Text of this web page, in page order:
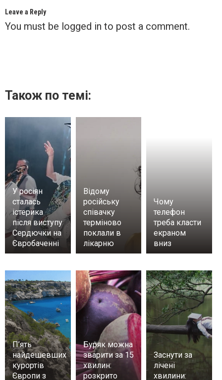
Leave a Reply
You must be logged in to post a comment.
Також по темі:
У росіян
сталась
істерика
після виступу
Сердючки на
Євробаченні
Відому
російську
співачку
терміново
поклали в
лікарню
Чому
телефон
треба класти
екраном
вниз
П’ять
найдешевших
курортів
Європи з
Буряк можна
зварити за 15
хвилин:
розкрито
Заснути за
лічені
хвилини: